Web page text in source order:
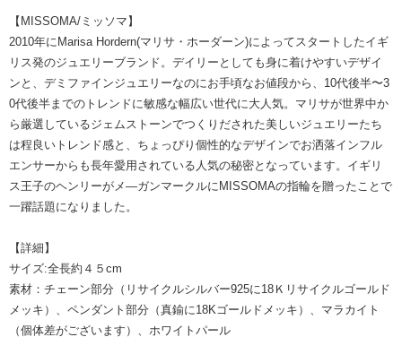
【 MISSOMA/ミッソマ】
2010年にMarisa Hordern(マリサ・ホーダーン)によってスタートしたイギ
リス発のジュエリーブランド。デイリーとしても身に着けやすいデザイ
ンと、デミファインジュエリーなのにお手頃なお値段から、10代後半〜3
0代後半までのトレンドに敏感な幅広い世代に大人気。マリサが世界中か
ら厳選しているジェムストーンでつくりだされた美しいジュエリーたち
は程良いトレンド感と、ちょっぴり個性的なデザインでお洒落インフル
エンサーからも長年愛用されている人気の秘密となっています。イギリ
ス王子のヘンリーがメ―ガンマークルにMISSOMAの指輪を贈ったことで
一躍話題になりました。
【詳細】
サイズ:全長約４５cm
素材：チェーン部分（リサイクルシルバー925に18Ｋリサイクルゴールド
メッキ）、ペンダント部分（真鍮に18Kゴールドメッキ）、マラカイト
（個体差がございます）、ホワイトパール